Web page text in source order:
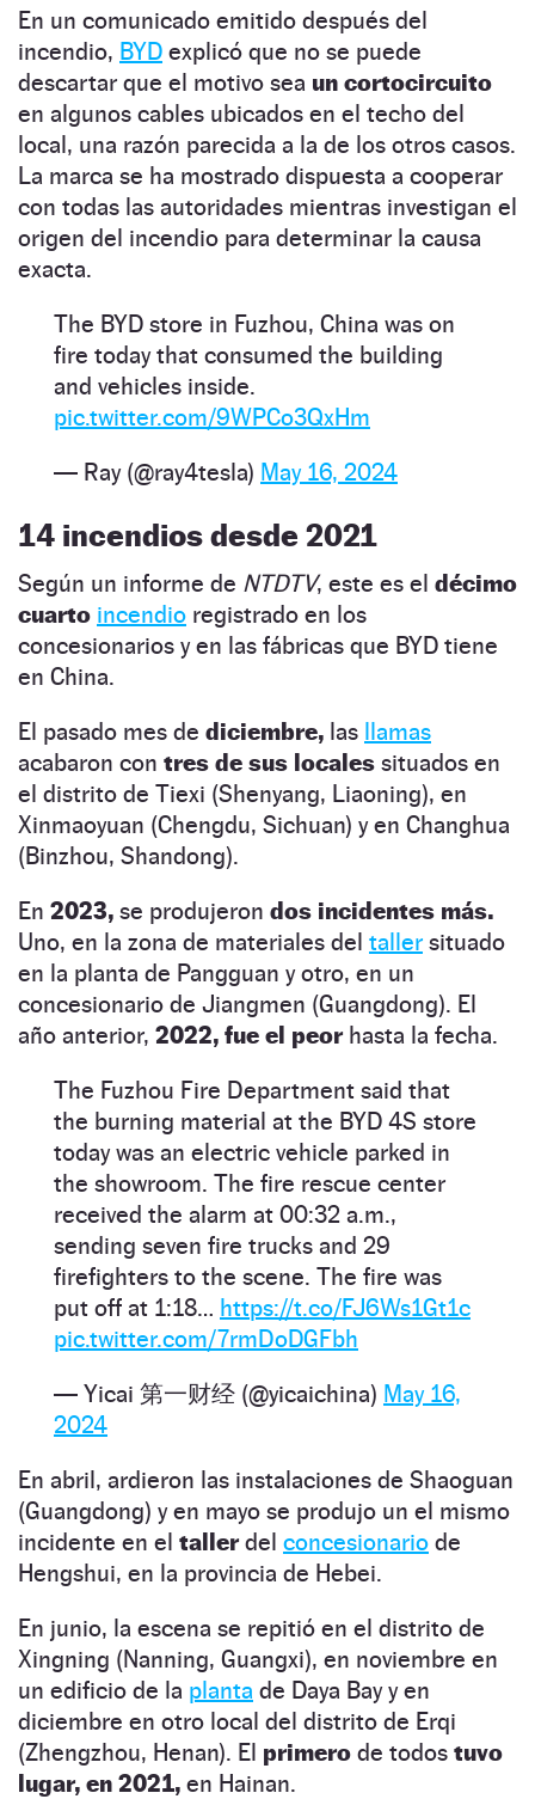
En un comunicado emitido después del
incendio, BYD explicó que no se puede
descartar que el motivo sea un cortocircuito
en algunos cables ubicados en el techo del
local, una razón parecida a la de los otros casos.
La marca se ha mostrado dispuesta a cooperar
con todas las autoridades mientras investigan el
origen del incendio para determinar la causa
exacta.
The BYD store in Fuzhou, China was on
fire today that consumed the building
and vehicles inside.
pic.twitter.com/9WPCo3QxHm
— Ray (@ray4tesla) May 16, 2024
14 incendios desde 2021
Según un informe de NTDTV, este es el décimo
cuarto incendio registrado en los
concesionarios y en las fábricas que BYD tiene
en China.
El pasado mes de diciembre, las llamas
acabaron con tres de sus locales situados en
el distrito de Tiexi (Shenyang, Liaoning), en
Xinmaoyuan (Chengdu, Sichuan) y en Changhua
(Binzhou, Shandong).
En 2023, se produjeron dos incidentes más.
Uno, en la zona de materiales del taller situado
en la planta de Pangguan y otro, en un
concesionario de Jiangmen (Guangdong). El
año anterior, 2022, fue el peor hasta la fecha.
The Fuzhou Fire Department said that
the burning material at the BYD 4S store
today was an electric vehicle parked in
the showroom. The fire rescue center
received the alarm at 00:32 a.m.,
sending seven fire trucks and 29
firefighters to the scene. The fire was
put off at 1:18… https://t.co/FJ6Ws1Gt1c
pic.twitter.com/7rmDoDGFbh
— Yicai 第一财经 (@yicaichina) May 16,
2024
En abril, ardieron las instalaciones de Shaoguan
(Guangdong) y en mayo se produjo un el mismo
incidente en el tallerdel concesionario de
Hengshui, en la provincia de Hebei.
En junio, la escena se repitió en el distrito de
Xingning (Nanning, Guangxi), en noviembre en
un edificio de la planta de Daya Bay y en
diciembre en otro local del distrito de Erqi
(Zhengzhou, Henan). El primero de todos tuvo
lugar, en 2021, en Hainan.